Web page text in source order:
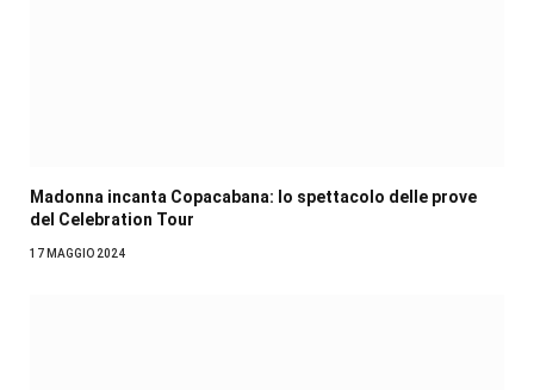
Madonna incanta Copacabana: lo spettacolo delle prove
del Celebration Tour
17 MAGGIO 2024